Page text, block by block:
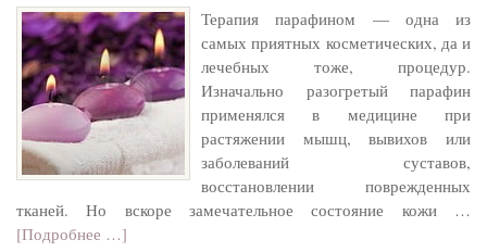
Терапия парафином — одна из
самых приятных косметических, да и
лечебных тоже, процедур.
Изначально разогретый парафин
применялся в медицине при
растяжении мышц, вывихов или
заболеваний суставов,
восстановлении поврежденных
тканей. Но вскоре замечательное состояние кожи …
[Подробнее …]